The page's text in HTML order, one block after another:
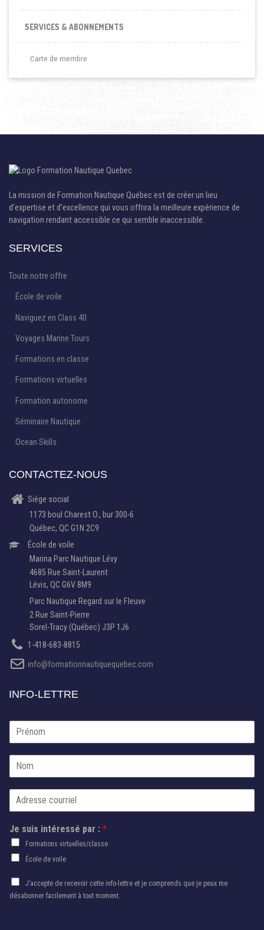
SERVICES & ABONNEMENTS
Carte de membre
La mission de Formation Nautique Québec est de créer un lieu
d’expertise et d’excellence qui vous offrira la meilleure expérience de
navigation rendant accessible ce qui semble inaccessible.
SERVICES
Toute notre offre
École de voile
Naviguez en Class 40
Voyages Marine Tours
Formations en classe
Formations virtuelles
Formation autonome
Séminaire Nautique
Ocean Skills
CONTACTEZ-NOUS
Siège social
1173 boul Charest O., bur 300-6
Québec, QC G1N 2C9
École de voile
Marina Parc Nautique Lévy
4685 Rue Saint-Laurent
Lévis, QC G6V 8M9
Parc Nautique Regard sur le Fleuve
2 Rue Saint-Pierre
Sorel-Tracy (Québec) J3P 1J6
1-418-683-8815
info@formationnautiquequebec.com
INFO-LETTRE
*
a
r
r
r
e
*
Je suis intéressé par : *
Formations virtuelles/classe
École de voile
A
u
J’accepte de recevoir cette info-lettre et je comprends que je peux me
désabonner facilement à tout moment.